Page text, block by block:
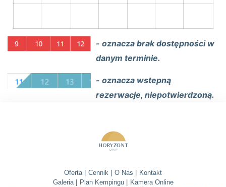
- oznacza brak dostępności w
danym terminie.
- oznacza wstepną
rezerwacje, niepotwierdzoną.
Oferta | Cennik | O Nas |
Kontakt
Galeria |
Plan Kempingu |
Kamera Online